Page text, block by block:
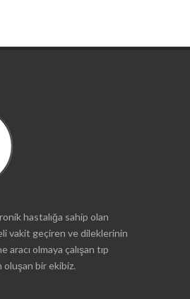
hastalığa sahip olan
vakit geçiren ve dileklerinin
aracı olmaya çalışan tıp
bir ekibiz.